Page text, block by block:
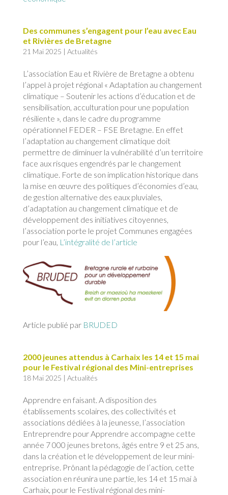
Des communes s’engagent pour l’eau avec Eau
et Rivières de Bretagne
21 Mai 2025 | Actualités
L’association Eau et Rivière de Bretagne a obtenu
l’appel à projet régional « Adaptation au changement
climatique – Soutenir les actions d’éducation et de
sensibilisation, acculturation pour une population
résiliente », dans le cadre du programme
opérationnel FEDER – FSE Bretagne. En effet
l’adaptation au changement climatique doit
permettre de diminuer la vulnérabilité d’un territoire
face aux risques engendrés par le changement
climatique. Forte de son implication historique dans
la mise en œuvre des politiques d’économies d’eau,
de gestion alternative des eaux pluviales,
d’adaptation au changement climatique et de
développement des initiatives citoyennes,
l’association porte le projet Communes engagées
pour l’eau, L’intégralité de l’article
Article publié parBRUDED
2000 jeunes attendus à Carhaix les 14 et 15 mai
pour le Festival régional des Mini-entreprises
18 Mai 2025 | Actualités
Apprendre en faisant. A disposition des
établissements scolaires, des collectivités et
associations dédiées à la jeunesse, l’association
Entreprendre pour Apprendre accompagne cette
année 7 000 jeunes bretons, âgés entre 9 et 25 ans,
dans la création et le développement de leur mini-
entreprise. Prônant la pédagogie de l’action, cette
association en réunira une partie, les 14 et 15 mai à
Carhaix, pour le Festival régional des mini-